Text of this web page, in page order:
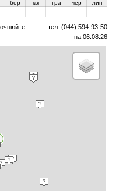
бер кві тра чер лип
тел. (044) 594-93-50
на 06.08.26